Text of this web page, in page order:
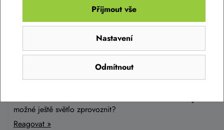
přední světlo P2R FOTTON 1000
1 899 Kč
Do košíku
Zeptat se v diskusi
možné ještě světlo zprovoznit?
Reagovat »
Odmítnout
Nastavení
Přijmout vše